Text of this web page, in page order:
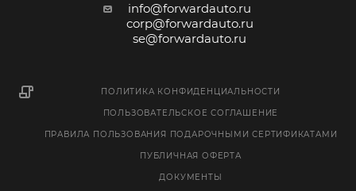
info@forwardauto.ru
corp@forwardauto.ru
se@forwardauto.ru
ПОЛИТИКА КОНФИДЕНЦИАЛЬНОСТИ
ПОЛЬЗОВАТЕЛЬСКОЕ СОГЛАШЕНИЕ
ПРАВИЛА ПОЛЬЗОВАНИЯ ПОДАРОЧНЫМИ СЕРТИФИКАТАМИ
ПУБЛИЧНАЯ ОФЕРТА
ДОКУМЕНТЫ